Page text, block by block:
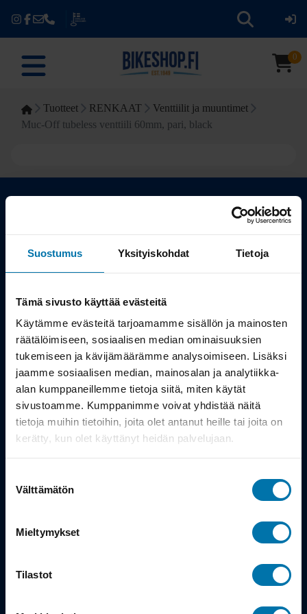
Suostumus Yksityiskohdat Tietoja
Tämä sivusto käyttää evästeitä
Käytämme evästeitä tarjoamamme sisällön ja mainosten
räätälöimiseen, sosiaalisen median ominaisuuksien
tukemiseen ja kävijämäärämme analysoimiseen. Lisäksi
jaamme sosiaalisen median, mainosalan ja analytiikka-
alan kumppaneillemme tietoja siitä, miten käytät
sivustoamme. Kumppanimme voivat yhdistää näitä
tietoja muihin tietoihin, joita olet antanut heille tai joita on
kerätty, kun olet käyttänyt heidän palvelujaan.
valinta
Välttämätön
Mieltymykset
Tilastot
0
Tuotteet RENKAAT
Venttiilit ja muuntimet
Muc-Off tubeless venttiili 60mm, pari, black
Kauppa
Työsuhdepyörä
Info
Toimitus
Takuu ja palautukset